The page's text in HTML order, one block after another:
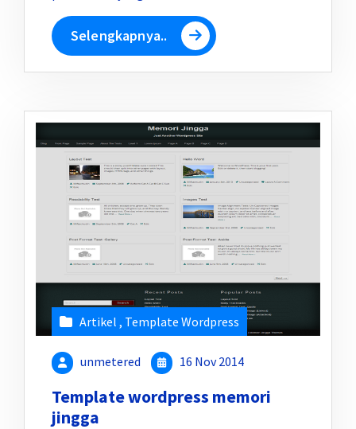
Selengkapnya..
Artikel , Template Wordpress
unmetered 16 Nov 2014
Template wordpress memori
jingga